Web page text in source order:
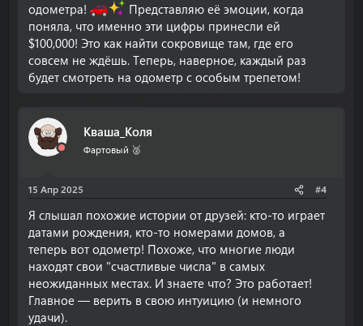
одометра!
Представляю её эмоции, когда
поняла, что именно эти цифры принесли ей
$100,000! Это как найти сокровище там, где его
совсем не ждёшь. Теперь, наверное, каждый раз
будет смотреть на одометр с особым трепетом!
Кваша_Коля
Фартовый 🥈
15 Апр 2025 #4
Я слышал похожие истории от друзей: кто-то играет
датами рождения, кто-то номерами домов, а
теперь вот одометр! Похоже, что многие люди
находят свои "счастливые числа" в самых
неожиданных местах. И знаете что? Это работает!
Главное — верить в свою интуицию (и немного
удачи).